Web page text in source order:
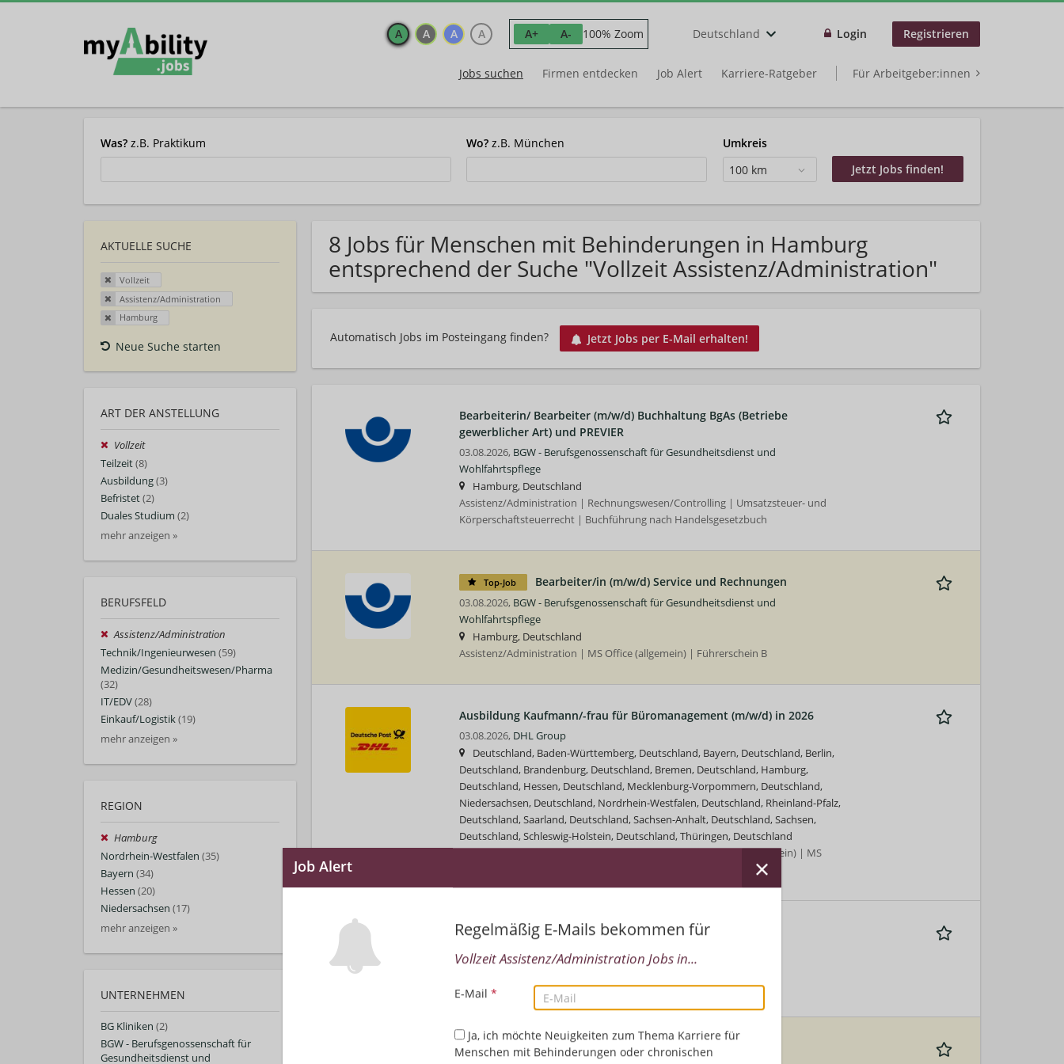
A A A A A+ A- 100% Zoom Deutschland Login Registrieren
Jobs suchen Firmen entdecken Job Alert Karriere-Ratgeber Für Arbeitgeber:innen
Was? z.B. Praktikum Wo? z.B. München
Umkreis
100 km
AKTUELLE SUCHE
Vollzeit
Assistenz/Administration
Hamburg
Neue Suche starten
ART DER ANSTELLUNG
Vollzeit
Teilzeit(8)
Ausbildung(3)
Befristet(2)
Duales Studium (2)
mehr anzeigen »
BERUFSFELD
Assistenz/Administration
Technik/Ingenieurwesen (59)
Medizin/Gesundheitswesen/Pharma
(32)
IT/EDV(28)
Einkauf/Logistik(19)
mehr anzeigen »
REGION
Hamburg
Nordrhein-Westfalen (35)
Bayern (34)
Hessen (20)
Niedersachsen (17)
mehr anzeigen »
UNTERNEHMEN
BG Kliniken (2)
BGW - Berufsgenossenschaft für
Gesundheitsdienst und
8 Jobs für Menschen mit Behinderungen in Hamburg
entsprechend der Suche "Vollzeit Assistenz/Administration"
Automatisch Jobs im Posteingang finden? Jetzt Jobs per E-Mail erhalten!
Regelmäßig E-Mails bekommen für
Vollzeit Assistenz/Administration Jobs in...
E-Mail *
Ja, ich möchte Neuigkeiten zum Thema Karriere für
Menschen mit Behinderungen oder chronischen
Bearbeiterin/ Bearbeiter (m/w/d) Buchhaltung BgAs (Betriebe
gewerblicher Art) und PREVIER
03.08.2026, BGW - Berufsgenossenschaft für Gesundheitsdienst und
Wohlfahrtspflege
Hamburg, Deutschland
Assistenz/Administration | Rechnungswesen/Controlling | Umsatzsteuer- und
Körperschaftsteuerrecht | Buchführung nach Handelsgesetzbuch
Top-Job Bearbeiter/in (m/w/d) Service und Rechnungen
03.08.2026, BGW - Berufsgenossenschaft für Gesundheitsdienst und
Wohlfahrtspflege
Hamburg, Deutschland
Assistenz/Administration | MS Office (allgemein) | Führerschein B
Ausbildung Kaufmann/-frau für Büromanagement (m/w/d) in 2026
03.08.2026, DHL Group
Deutschland, Baden-Württemberg, Deutschland, Bayern, Deutschland, Berlin,
Deutschland, Brandenburg, Deutschland, Bremen, Deutschland, Hamburg,
Deutschland, Hessen, Deutschland, Mecklenburg-Vorpommern, Deutschland,
Niedersachsen, Deutschland, Nordrhein-Westfalen, Deutschland, Rheinland-Pfalz,
Deutschland, Saarland, Deutschland, Sachsen-Anhalt, Deutschland, Sachsen,
Deutschland, Schleswig-Holstein, Deutschland, Thüringen, Deutschland
Assistenz/Administration | Deutsch | Englisch | Mathematik (allgemein) | MS
Koordinator (m/w/d) Wareneingang - INTERN
01.08.2026,
BG Kliniken
Assistenz/Administration
Top-Job Jobs bei der ZEIT Verlagsgruppe